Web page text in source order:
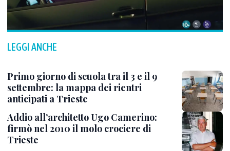
LEGGI ANCHE
Primo giorno di scuola tra il 3 e il 9
settembre: la mappa dei rientri
anticipati a Trieste
Addio all’architetto Ugo Camerino:
firmò nel 2010 il molo crociere di
Trieste